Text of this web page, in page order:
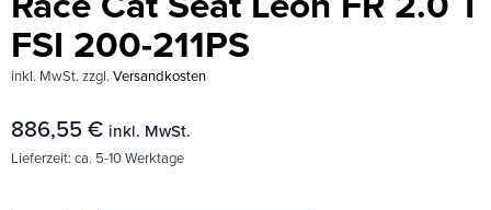
FSI 200-211PS
inkl. MwSt. zzgl. Versandkosten
886,55 € inkl. MwSt.
Lieferzeit: ca. 5-10 Werktage